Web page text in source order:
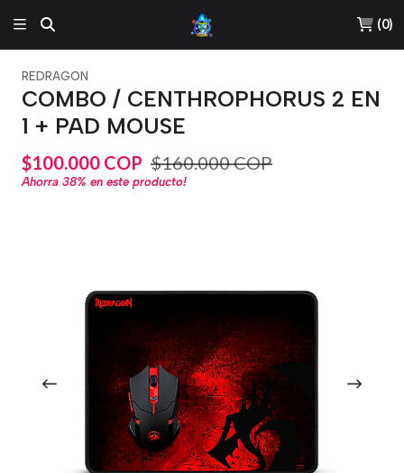
(0)
REDRAGON
COMBO / CENTHROPHORUS 2 EN
1 + PAD MOUSE
$100.000 COP $160.000 COP
Ahorra 38% en este producto!